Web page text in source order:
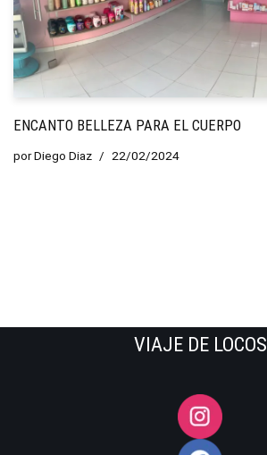
ENCANTO BELLEZA PARA EL CUERPO
porDiego Diaz 22/02/2024
VIAJE DE LOCOS